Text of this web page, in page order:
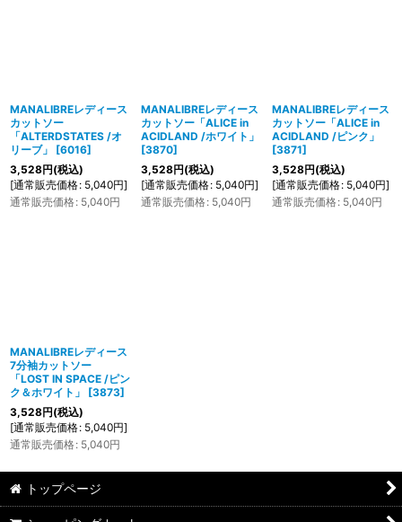
MANALIBREレディース
カットソー
「ALTERDSTATES /オ
リーブ」
[6016]
3,528円(税込)
[通常販売価格: 5,040円]
通常販売価格: 5,040円
MANALIBREレディース
カットソー「ALICE in
ACIDLAND /ホワイト」
[3870]
3,528円(税込)
[通常販売価格: 5,040円]
通常販売価格: 5,040円
MANALIBREレディース
カットソー「ALICE in
ACIDLAND /ピンク」
[3871]
3,528円(税込)
[通常販売価格: 5,040円]
通常販売価格: 5,040円
MANALIBREレディース
7分袖カットソー
「LOST IN SPACE /ピン
ク＆ホワイト」
[3873]
3,528円(税込)
[通常販売価格: 5,040円]
通常販売価格: 5,040円
トップページ